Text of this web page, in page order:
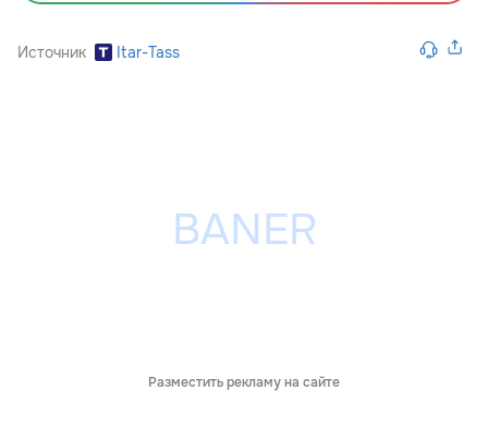
Источник Itar-Tass
Разместить рекламу на сайте